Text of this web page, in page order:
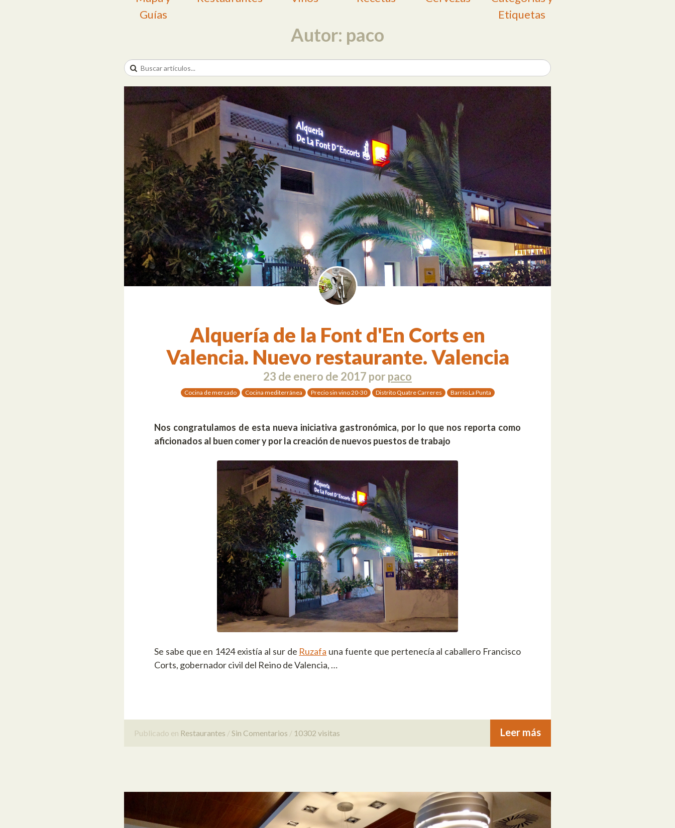
Guías
Etiquetas
Autor: paco
Alquería de la Font d'En Corts en
Valencia. Nuevo restaurante. Valencia
23 de enero de 2017 por paco
Cocina de mercado Cocina mediterránea Precio sin vino 20-30 Distrito Quatre Carreres Barrio La Punta
Nos congratulamos de esta nueva iniciativa gastronómica, por lo que nos reporta como
aficionados al buen comer y por la creación de nuevos puestos de trabajo
Se sabe que en 1424 existía al sur de Ruzafa una fuente que pertenecía al caballero Francisco
Corts, gobernador civil del Reino de Valencia, …
Publicado en Restaurantes Sin Comentarios 10302 visitas Leer más